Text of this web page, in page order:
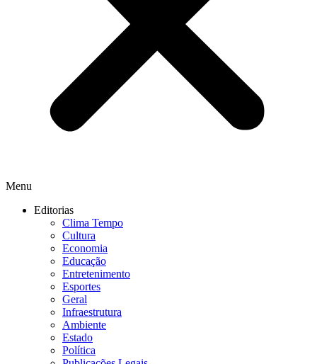
Menu
Editorias
Clima Tempo
Cultura
Economia
Educação
Entretenimento
Esportes
Geral
Infraestrutura
Ambiente
Estado
Política